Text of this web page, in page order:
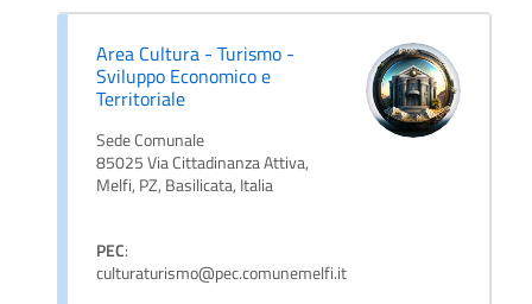
Area Cultura - Turismo -
Sviluppo Economico e
Territoriale
Sede Comunale
85025 Via Cittadinanza Attiva,
Melfi, PZ, Basilicata, Italia
PEC:
culturaturismo@pec.comunemelfi.it